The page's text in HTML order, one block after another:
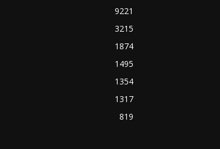
9221
3215
1874
1495
1354
1317
819